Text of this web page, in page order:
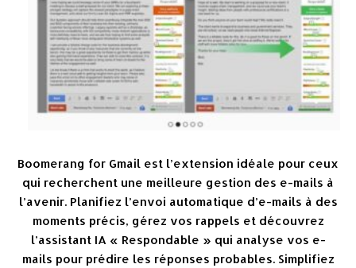
Boomerang for Gmail est l’extension idéale pour ceux
qui recherchent une meilleure gestion des e-mails à
l’avenir. Planifiez l’envoi automatique d’e-mails à des
moments précis, gérez vos rappels et découvrez
l’assistant IA « Respondable » qui analyse vos e-
mails pour prédire les réponses probables. Simplifiez